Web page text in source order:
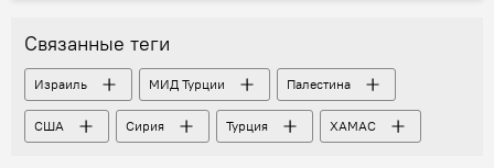
Связанные теги
Израиль МИД Турции Палестина
США Сирия Турция ХАМАС